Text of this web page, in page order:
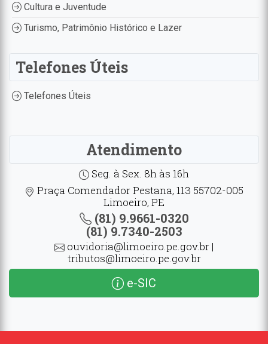
Cultura e Juventude
Turismo, Patrimônio Histórico e Lazer
Telefones Úteis
Telefones Úteis
Atendimento
Seg. à Sex. 8h às 16h
Praça Comendador Pestana, 113 55702-005
Limoeiro, PE
(81) 9.9661-0320
(81) 9.7340-2503
ouvidoria@limoeiro.pe.gov.br |
tributos@limoeiro.pe.gov.br
e-SIC